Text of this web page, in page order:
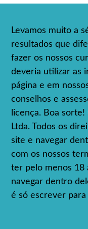
Levamos muito a
resultados que
fazer os nossos
deveria utilizar as
página e em
conselhos e
licença. Boa
Ltda. Todos os
site e navegar
com os nossos
ter pelo menos 18
navegar dentro
é só escrever